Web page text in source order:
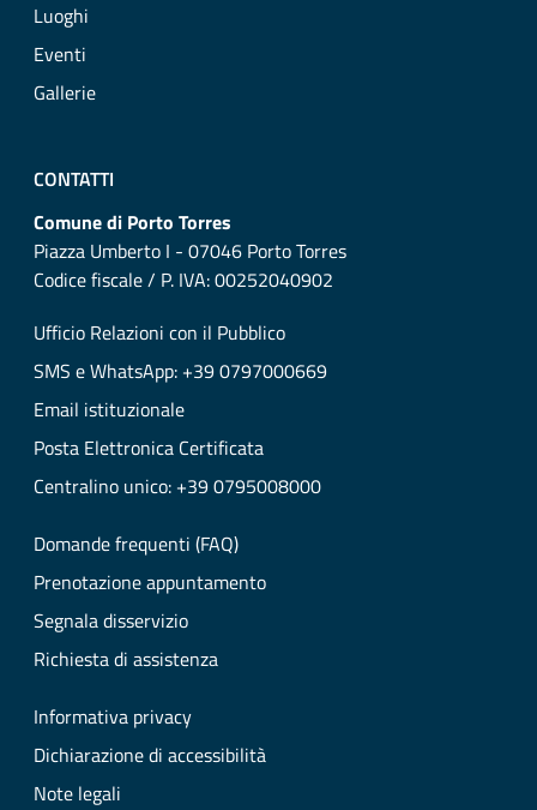
Luoghi
Eventi
Gallerie
CONTATTI
Comune di Porto Torres
Piazza Umberto I - 07046 Porto Torres
Codice fiscale / P. IVA: 00252040902
Ufficio Relazioni con il Pubblico
SMS e WhatsApp: +39 0797000669
Email istituzionale
Posta Elettronica Certificata
Centralino unico: +39 0795008000
Domande frequenti (FAQ)
Prenotazione appuntamento
Segnala disservizio
Richiesta di assistenza
Informativa privacy
Dichiarazione di accessibilità
Note legali